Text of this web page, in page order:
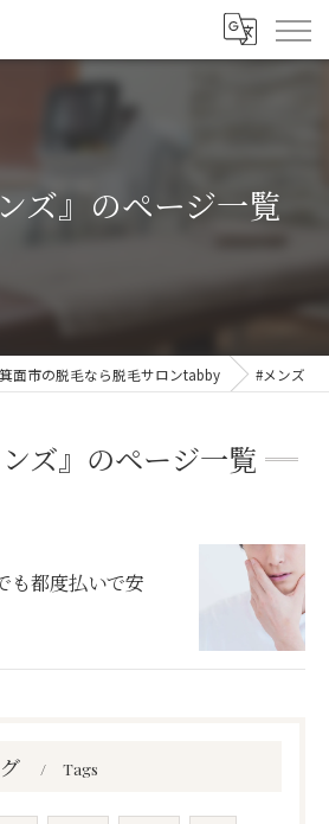
ズ』のページ一覧
面市の脱毛なら脱毛サロンtabby #メンズ
ズ』のページ一覧
も都度払いで安
Tags